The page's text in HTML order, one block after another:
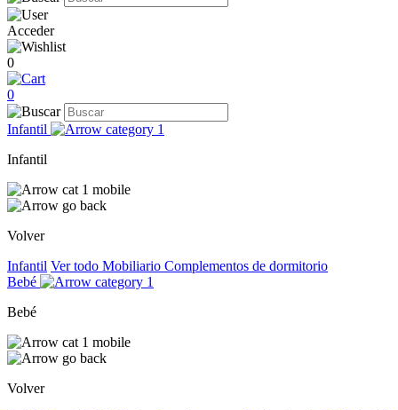
Acceder
0
0
Infantil
Infantil
Volver
Infantil Ver todo Mobiliario Complementos de dormitorio
Bebé
Bebé
Volver